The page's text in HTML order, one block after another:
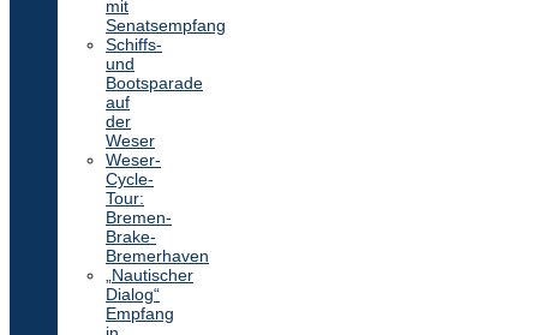
mit
Senatsempfang
Schiffs-
und
Bootsparade
auf
der
Weser
Weser-
Cycle-
Tour:
Bremen-
Brake-
Bremerhaven
„Nautischer
Dialog“
Empfang